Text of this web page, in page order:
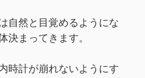
自然と目覚めるようにな
決まってきます。
時計が崩れないようにす